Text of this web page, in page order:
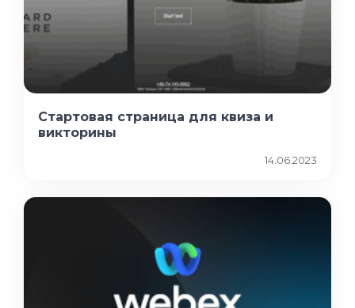
Стартовая страница для квиза и
викторины
14.06.2023